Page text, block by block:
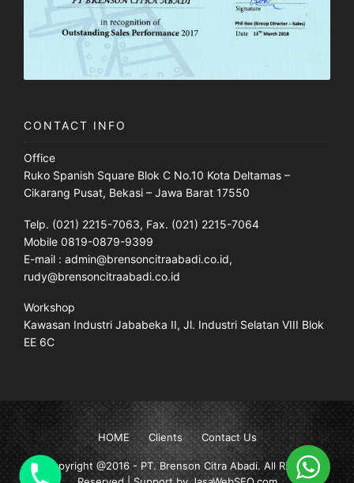
CONTACT INFO
Office
Ruko Spanish Square Blok C No.10 Kota Deltamas –
Cikarang Pusat, Bekasi – Jawa Barat 17550
Telp. (021) 2215-7063, Fax. (021) 2215-7064
Mobile 0819-0879-9399
E-mail : admin@brensoncitraabadi.co.id,
rudy@brensoncitraabadi.co.id
Workshop
Kawasan Industri Jababeka II, Jl. Industri Selatan VIII Blok
EE 6C
HOME Clients Contact Us
Copyright @2016 -PT. Brenson Citra Abadi. All Rights